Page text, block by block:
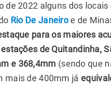
de 2022 alguns dos
Rio De Janeiroe de
para os maiores
de Quitandinha,
e 368,4mm (sendo que
mais de 400mm já